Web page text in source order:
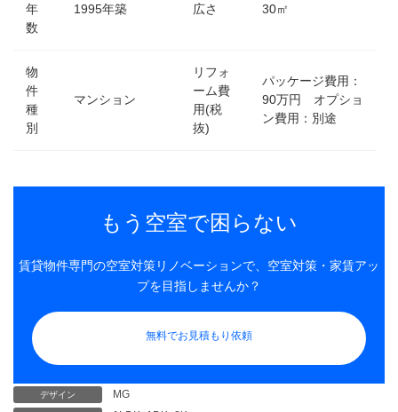
年
数
1995年築 広さ 30㎡
物
件
種
別
マンション
リフォ
ーム費
用(税
抜)
パッケージ費用：
90万円 オプショ
ン費用：別途
もう空室で困らない
賃貸物件専門の空室対策リノベーションで、空室対策・家賃アッ
プを目指しませんか？
無料でお見積もり依頼
デザイン MG